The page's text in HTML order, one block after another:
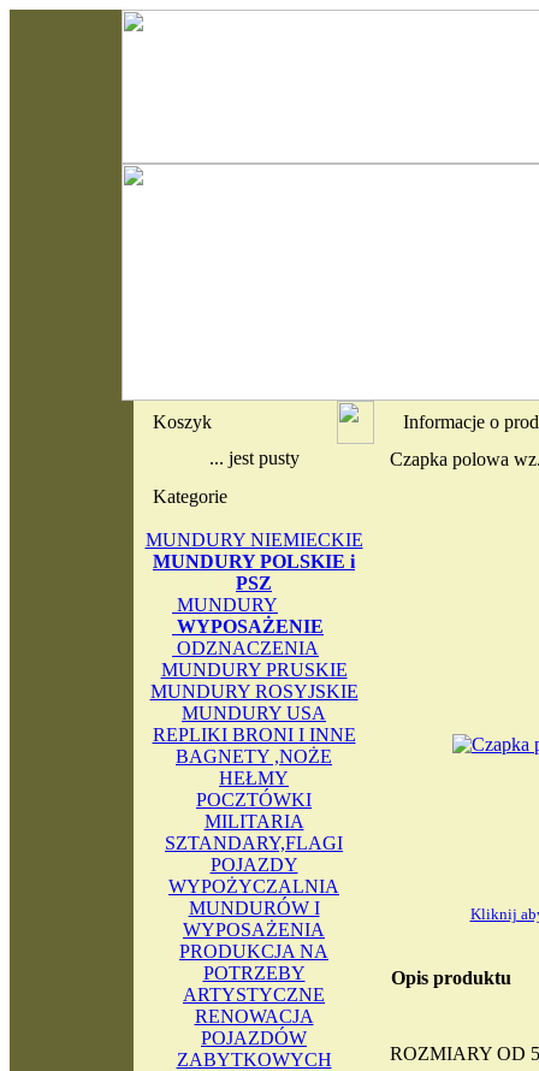
Koszyk
... jest pusty
Kategorie
MUNDURY NIEMIECKIE
MUNDURY POLSKIE i
PSZ
MUNDURY
WYPOSAŻENIE
ODZNACZENIA
MUNDURY PRUSKIE
MUNDURY ROSYJSKIE
MUNDURY USA
REPLIKI BRONI I INNE
BAGNETY ,NOŻE
HEŁMY
POCZTÓWKI
MILITARIA
SZTANDARY,FLAGI
POJAZDY
WYPOŻYCZALNIA
MUNDURÓW I
WYPOSAŻENIA
PRODUKCJA NA
POTRZEBY
ARTYSTYCZNE
RENOWACJA
POJAZDÓW
ZABYTKOWYCH
Informacje o
Czapka polowa
Kliknij
Opis produktu
ROZMIARY OD